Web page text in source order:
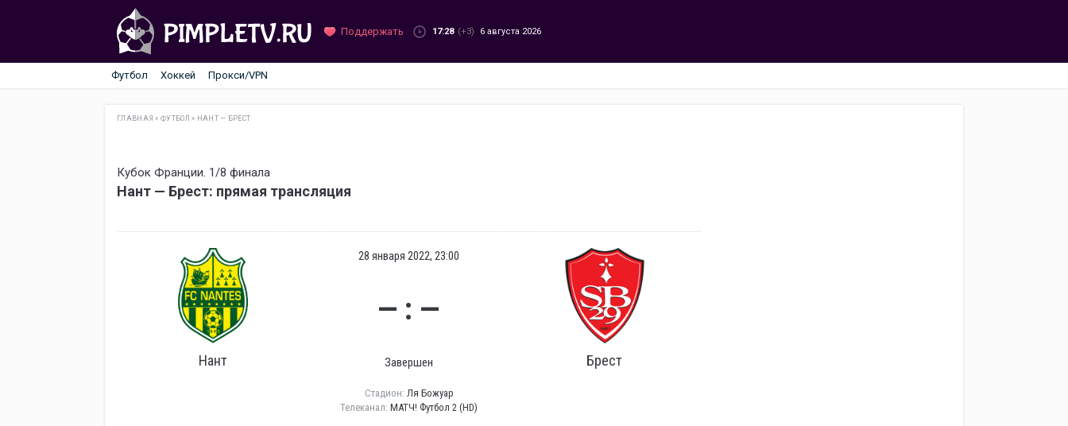
Поддержать 17:28 (+3) 6 августа 2026
Футбол Хоккей Прокси/VPN
ГЛАВНАЯ »ФУТБОЛ » НАНТ — БРЕСТ
Кубок Франции. 1/8 финала
Нант — Брест: прямая трансляция
Нант
28 января 2022, 23:00
— : —
Завершен Брест
Стадион: Ля Божуар
Телеканал: МАТЧ! Футбол 2 (HD)